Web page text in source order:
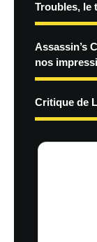
Troubles, le
Assassin’s
nos
Critique de